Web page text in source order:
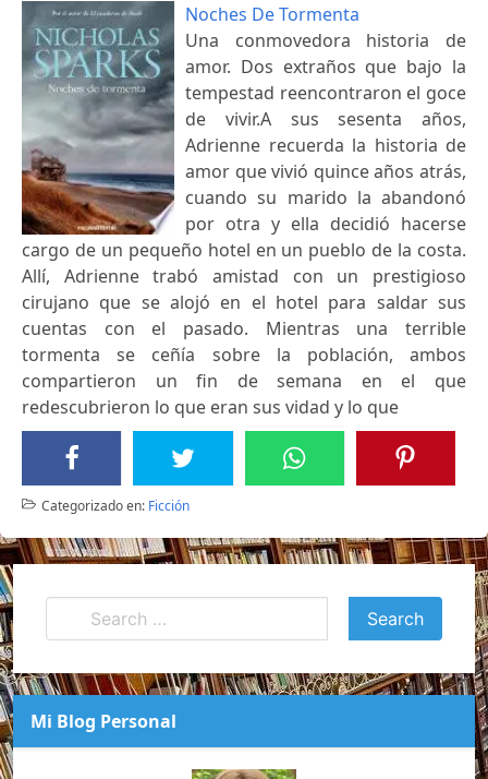
Noches De Tormenta
Una conmovedora historia de
amor. Dos extraños que bajo la
tempestad reencontraron el goce
de vivir.A sus sesenta años,
Adrienne recuerda la historia de
amor que vivió quince años atrás,
cuando su marido la abandonó
por otra y ella decidió hacerse
cargo de un pequeño hotel en un pueblo de la costa.
Allí, Adrienne trabó amistad con un prestigioso
cirujano que se alojó en el hotel para saldar sus
cuentas con el pasado. Mientras una terrible
tormenta se ceñía sobre la población, ambos
compartieron un fin de semana en el que
redescubrieron lo que eran sus vidad y lo que
Categorizado en: Ficción
Mi Blog Personal